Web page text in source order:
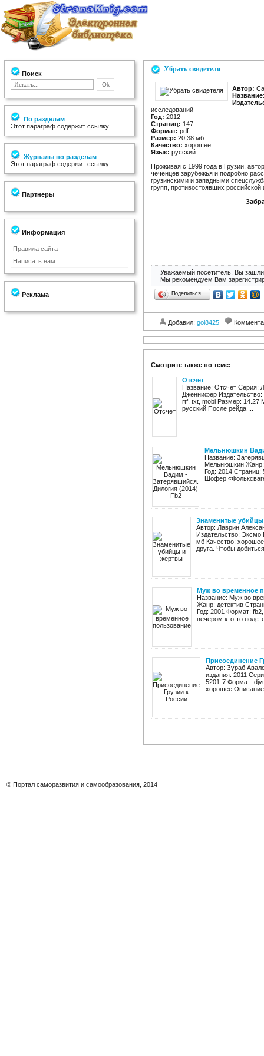
Поиск
По разделам
Этот параграф содержит ссылку.
Журналы по разделам
Этот параграф содержит ссылку.
Партнеры
Информация
Правила сайта
Написать нам
Реклама
Убрать свидетеля
Автор:
исследований
Год: 2012
Страниц: 147
Формат: pdf
Размер: 20,38 мб
Качество: хорошее
Язык: русский
Проживая с 1999 года в Грузии,
чеченцев зарубежья и подробно
грузинскими и западными
групп, противостоявших
Уважаемый посетитель, Вы зашли
Мы рекомендуем Вам
Поделиться…
Добавил: gol8425
Смотрите также по теме:
Отсчет
Название: Отсчет Серия:
Дженнифер
rtf, txt, mobi Размер: 14.27
русский После рейда ...
Мельнюшкин
Название:
Мельнюшкин
Год: 2014
Шофер
Знаменитые
Автор: Лаврин
Издательство: Эксмо
мб Качество:
друга. Чтобы
Муж во временное
Название: Муж во
Жанр: детектив
Год: 2001 Формат:
вечером кто-то
Присоединение
Автор: Зураб
издания: 2011
5201-7 Формат:
хорошее Описание
© Портал саморазвития и самообразования, 2014